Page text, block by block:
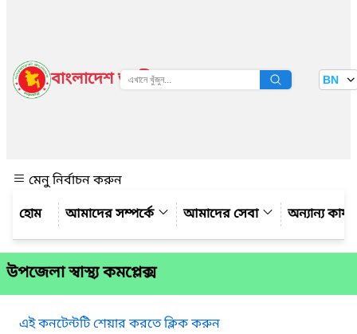
বাংলাদেশ জাতীয় তথ্য বাতায়ন BN
মেনু নির্বাচন করুন
আমাদের সম্পর্কে
আমাদের সেবা অন্যান্য
উপজেলা স্বাস্থ্য কমপ্লেক্স
এই কনটেন্টটি শেয়ার করতে ক্লিক করুন